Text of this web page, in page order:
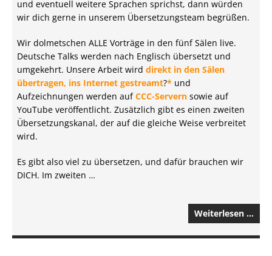
und eventuell weitere Sprachen sprichst, dann würden
wir dich gerne in unserem Übersetzungsteam begrüßen.
Wir dolmetschen ALLE Vorträge in den fünf Sälen live.
Deutsche Talks werden nach Englisch übersetzt und
umgekehrt. Unsere Arbeit wird direkt in den Sälen
übertragen, ins Internet gestreamt?* und
Aufzeichnungen werden aufCCC-Servern sowie auf
YouTube veröffentlicht. Zusätzlich gibt es einen zweiten
Übersetzungskanal, der auf die gleiche Weise verbreitet
wird.
Es gibt also viel zu übersetzen, und dafür brauchen wir
DICH. Im zweiten …
Weiterlesen …